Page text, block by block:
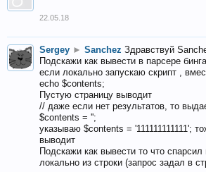
22.05.18
Sergey ► Sanchez Здравствуй
Подскажи как вывести в парсере
если локально запускаю скрипт ,
echo $contents;
Пустую страницу выводит
// даже если нет результатов, то
$contents = '';
указываю $contents = '111111111111';
выводит
Подскажи как вывести то что
локально из строки (запрос задал в